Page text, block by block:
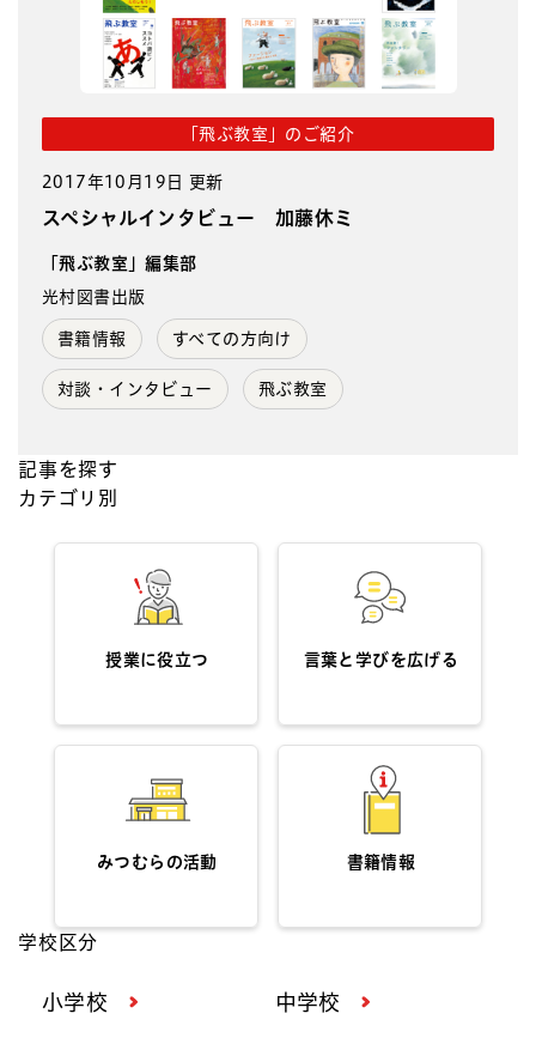
「飛ぶ教室」のご紹介
2017年10月19日 更新
スペシャルインタビュー 加藤休ミ
「飛ぶ教室」編集部
光村図書出版
書籍情報 すべての方向け
対談・インタビュー 飛ぶ教室
記事を探す
カテゴリ別
授業に役立つ 言葉と学びを広げる
みつむらの活動 書籍情報
学校区分
小学校 中学校